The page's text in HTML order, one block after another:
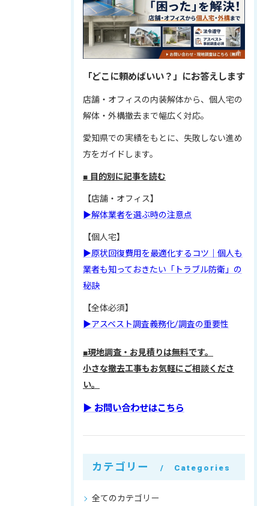
「どこに頼めばいい？」にお答えします
店舗・オフィスの内装解体から、個人宅の
解体・外構撤去まで幅広く対応。
愛知県での実績をもとに、失敗しない進め
方をガイドします。
■ 目的別に記事を読む
【店舗・オフィス】
▶解体業者を選ぶ時の注意点
【個人宅】
▶原状回復費用を最適化するコツ｜個人も
業者も知っておきたい「トラブル防衛」の
秘訣
【全体必須】
▶アスベスト調査義務化/調査の重要性
■現地調査・お見積りは無料です。
小さな撤去工事もお気軽にご相談くださ
い。
▶︎ お問い合わせはこちら
カテゴリー Categories
全てのカテゴリー